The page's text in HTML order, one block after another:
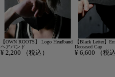
【OWN ROOTS】 Logo Headband
ヘアバンド
¥ 2,200 （税込）
【Black Letter】
Deceased Cap
¥ 6,600 （税